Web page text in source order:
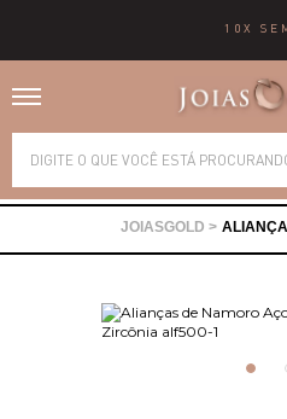
10X
Alianças
Brincos